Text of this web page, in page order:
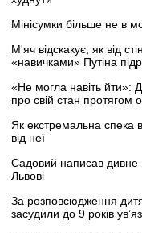
Мінісумки більше не в
М'яч відскакує, як від
«навичками» Путіна
«Не могла навіть йти»:
про свій стан протягом
Як екстремальна спека
від неї
Садовий написав дивне
Львові
За розповсюдження
засудили до 9 років